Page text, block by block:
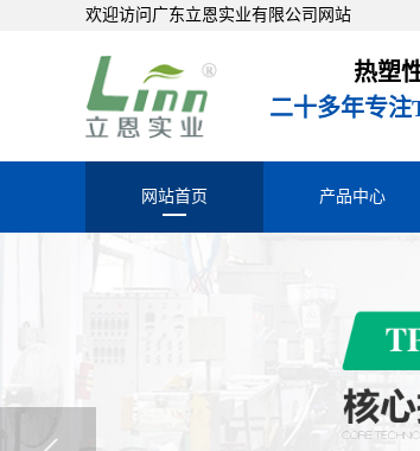
欢迎访问广东立恩实业有限公司网站
热塑
二十多年专注
网站首页 产品中心